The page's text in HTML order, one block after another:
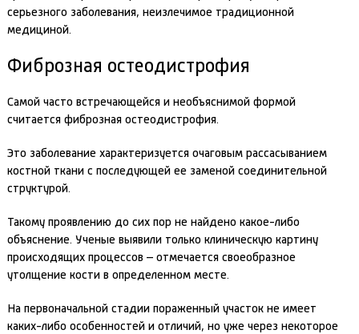
серьезного заболевания, неизлечимое традиционной
медициной.
Фиброзная остеодистрофия
Самой часто встречающейся и необъяснимой формой
считается фиброзная остеодистрофия.
Это заболевание характеризуется очаговым рассасыванием
костной ткани с последующей ее заменой соединительной
структурой.
Такому проявлению до сих пор не найдено какое-либо
объяснение. Ученые выявили только клиническую картину
происходящих процессов – отмечается своеобразное
утолщение кости в определенном месте.
На первоначальной стадии пораженный участок не имеет
каких-либо особенностей и отличий, но уже через некоторое